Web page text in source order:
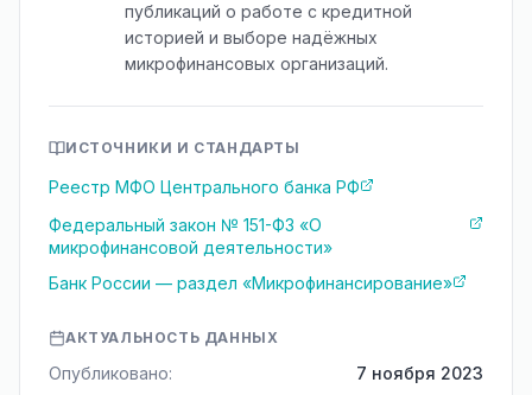
публикаций о работе с кредитной
историей и выборе надёжных
микрофинансовых организаций.
ИСТОЧНИКИ И СТАНДАРТЫ
Реестр МФО Центрального банка РФ
Федеральный закон № 151-ФЗ «О
микрофинансовой деятельности»
Банк России — раздел «Микрофинансирование»
АКТУАЛЬНОСТЬ ДАННЫХ
Опубликовано:
7 ноября 2023